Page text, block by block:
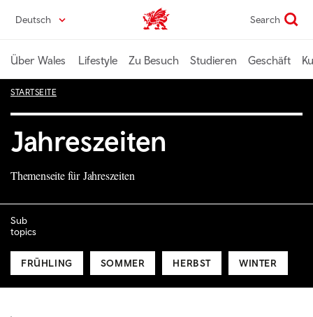
zumDeutsch Wales home Search
Über Wales Lifestyle Zu Besuch Studieren Geschäft
STARTSEITE
Jahreszeiten
Themenseite für Jahreszeiten
Sub
topics
FRÜHLING SOMMER HERBST WINTER